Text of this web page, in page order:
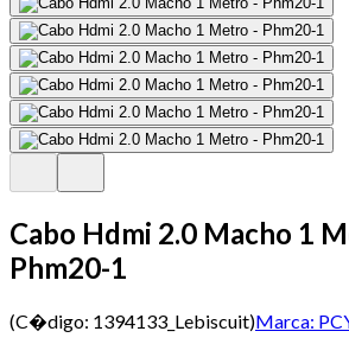
Cabo Hdmi 2.0 Macho 1
Phm20-1
(C�digo: 1394133_Lebiscuit)Marca: